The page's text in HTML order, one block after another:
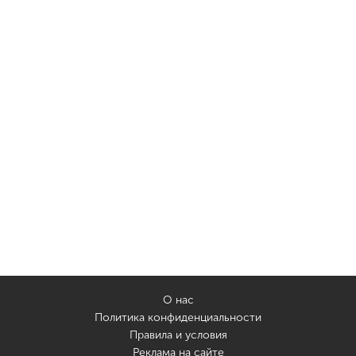
О нас
Политика конфиденциальности
Правила и условия
Реклама на сайте